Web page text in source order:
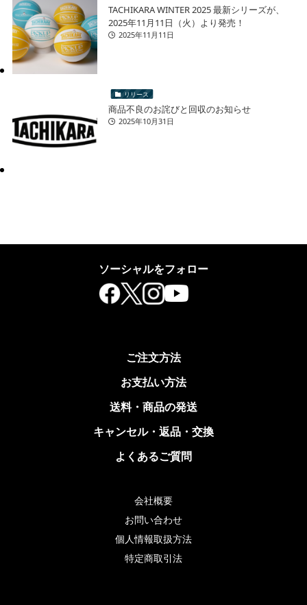
TACHIKARA WINTER 2025 最新シリーズが、
2025年11月11日（火）より発売！
2025年11月11日
リリース
商品不良のお詫びと回収のお知らせ
2025年10月31日
ソーシャルをフォロー
ご注文方法
お支払い方法
送料・商品の発送
キャンセル・返品・交換
よくあるご質問
会社概要
お問い合わせ
個人情報取扱方法
特定商取引法